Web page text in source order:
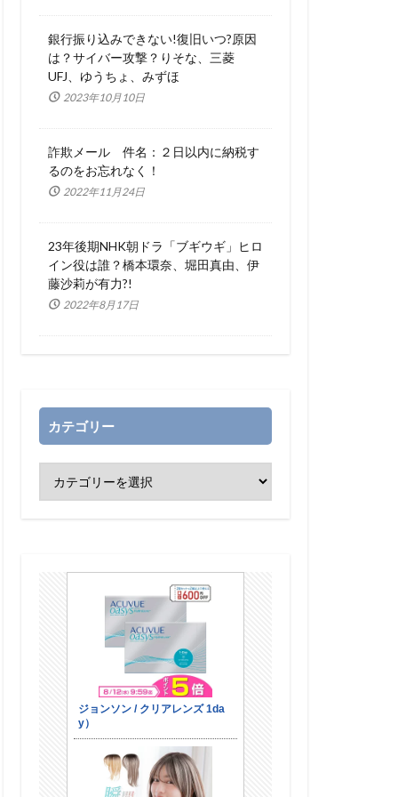
銀行振り込みできない!復旧いつ?原因
は？サイバー攻撃？りそな、三菱
UFJ、ゆうちょ、みずほ
2023年10月10日
詐欺メール 件名：２日以内に納税す
るのをお忘れなく！
2022年11月24日
23年後期NHK朝ドラ「ブギウギ」ヒロ
イン役は誰？橋本環奈、堀田真由、伊
藤沙莉が有力?!
2022年8月17日
カテゴリー